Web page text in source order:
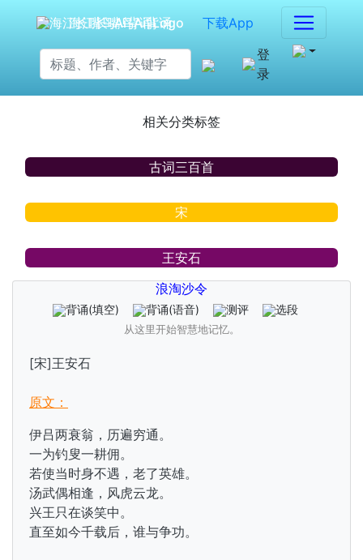
海江长嘴鸟Ai背诵
下载App
登
录
相关分类标签
古词三百首
宋
王安石
浪淘沙令
背诵(填空) 背诵(语音) 测评 选段
从这里开始智慧地记忆。
[宋]王安石
原文：
伊吕两衰翁，历遍穷通。
一为钓叟一耕佣。
若使当时身不遇，老了英雄。
汤武偶相逢，风虎云龙。
兴王只在谈笑中。
直至如今千载后，谁与争功。